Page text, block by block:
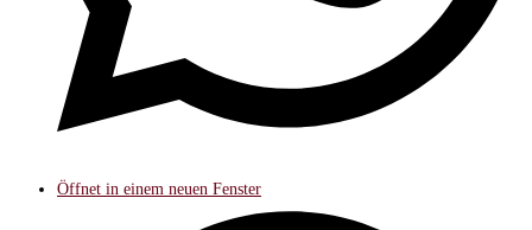
Öffnet in einem neuen Fenster